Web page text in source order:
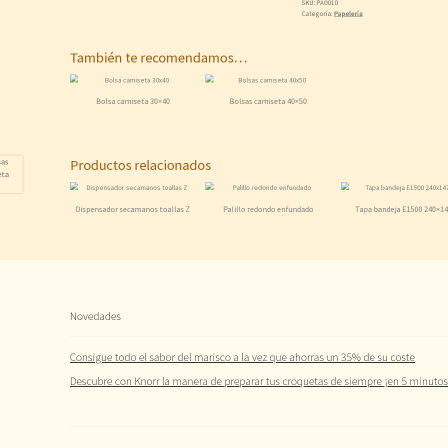
SKU: PA0010
Categoría: Papelería
También te recomendamos…
Bolsa camiseta 30×40 Bolsas camiseta 40×50
Productos relacionados
Dispensador secamanos toallas Z Palillo redondo enfundado Tapa bandeja E1500
Novedades
Consigue todo el sabor del marisco a la vez que ahorras un 35% de su coste
Descubre con Knorr la manera de preparar tus croquetas de siempre ¡en 5